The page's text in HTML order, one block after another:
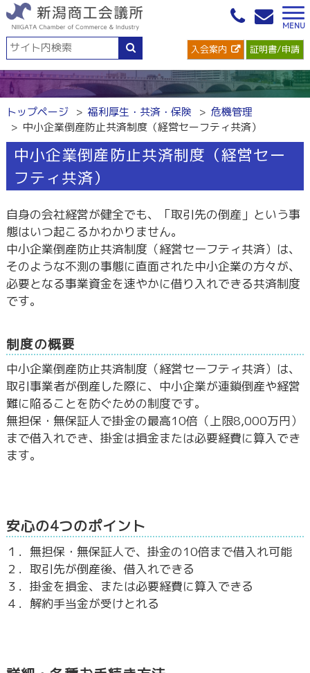
入会案内 証明書/申請
トップページ 福利厚生・共済・保険
危機管理
中小企業倒産防止共済制度（経営セーフティ共済）
中小企業倒産防止共済制度（経営セー
フティ共済）
自身の会社経営が健全でも、「取引先の倒産」という事
態はいつ起こるかわかりません。
中小企業倒産防止共済制度（経営セーフティ共済）は、
そのような不測の事態に直面された中小企業の方々が、
必要となる事業資金を速やかに借り入れできる共済制度
です。
制度の概要
中小企業倒産防止共済制度（経営セーフティ共済）は、
取引事業者が倒産した際に、中小企業が連鎖倒産や経営
難に陥ることを防ぐための制度です。
無担保・無保証人で掛金の最高10倍（上限8,000万円）
まで借入れでき、掛金は損金または必要経費に算入でき
ます。
安心の4つのポイント
１．無担保・無保証人で、掛金の10倍まで借入れ可能
２．取引先が倒産後、借入れできる
３．掛金を損金、または必要経費に算入できる
４．解約手当金が受けとれる